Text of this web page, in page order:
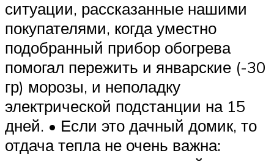
ситуации, рассказанные нашими
покупателями, когда уместно
подобранный прибор обогрева
помогал пережить и январские (-30
гр) морозы, и неполадку
электрической подстанции на 15
дней. • Если это дачный домик, то
отдача тепла не очень важна: